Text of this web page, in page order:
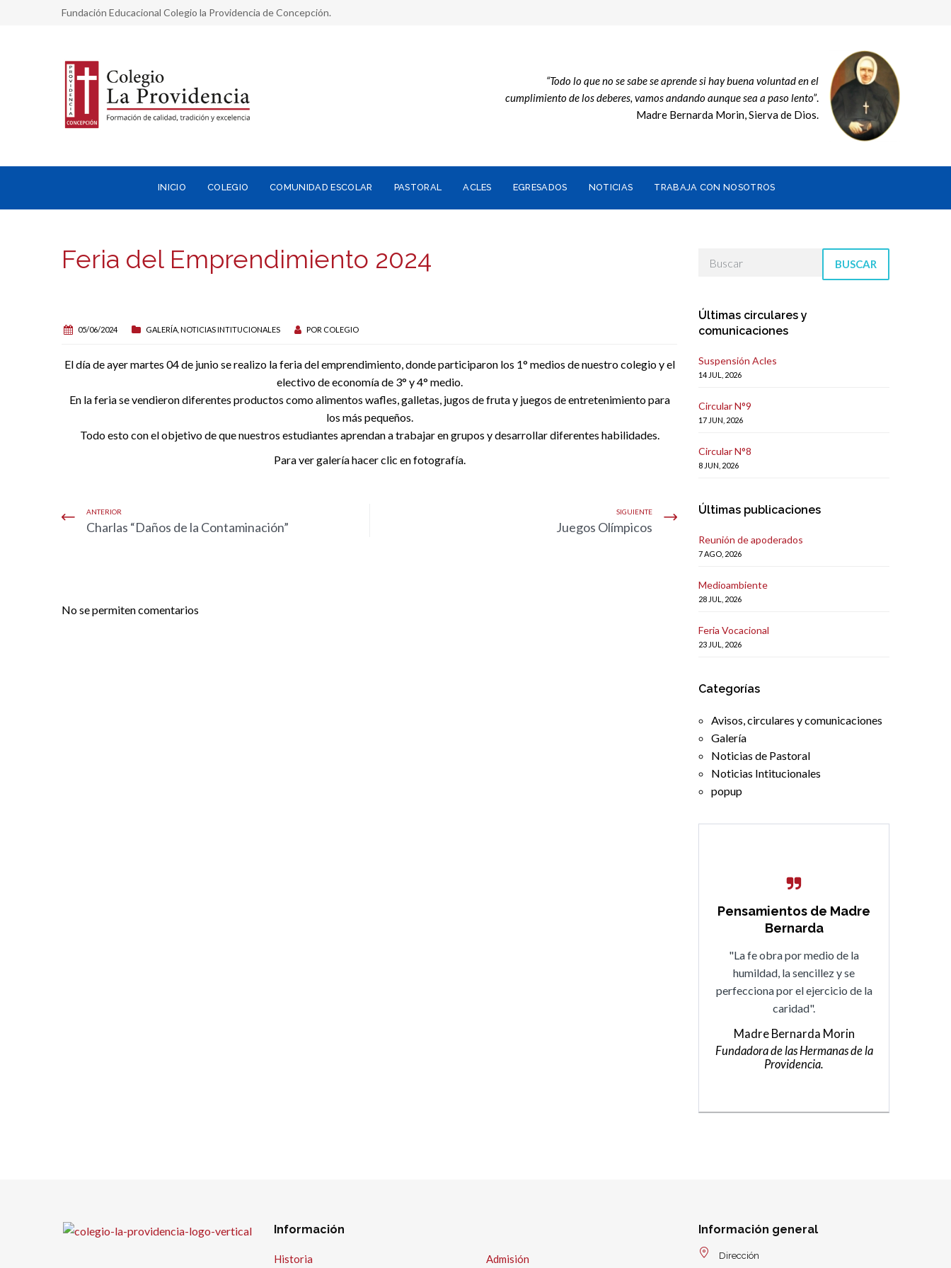
Fundación Educacional Colegio la Providencia de Concepción.
“Todo lo que no se sabe se aprende si hay buena voluntad en el
cumplimiento de los deberes, vamos andando aunque sea a paso lento”.
Madre Bernarda Morin, Sierva de Dios.
INICIO COLEGIO COMUNIDAD ESCOLAR PASTORAL ACLES EGRESADOS NOTICIAS TRABAJA CON NOSOTROS
Feria del Emprendimiento 2024
05/06/2024 GALERÍA NOTICIAS INTITUCIONALES POR COLEGIO
El día de ayer martes 04 de junio se realizo la feria del emprendimiento, donde participaron los 1° medios de nuestro colegio y el
electivo de economía de 3° y 4° medio.
En la feria se vendieron diferentes productos como alimentos wafles, galletas, jugos de fruta y juegos de entretenimiento para
los más pequeños.
Todo esto con el objetivo de que nuestros estudiantes aprendan a trabajar en grupos y desarrollar diferentes habilidades.
Para ver galería hacer clic en fotografía.
ANTERIOR
Charlas “Daños de la Contaminación”
SIGUIENTE
Juegos Olímpicos
No se permiten comentarios
BUSCAR
Últimas circulares y
comunicaciones
Suspensión Acles
14 JUL, 2026
Circular N°9
17 JUN, 2026
Circular N°8
8 JUN, 2026
Últimas publicaciones
Reunión de apoderados
7 AGO, 2026
Medioambiente
28 JUL, 2026
Feria Vocacional
23 JUL, 2026
Categorías
Avisos, circulares y comunicaciones
Galería
Noticias de Pastoral
Noticias Intitucionales
popup
Pensamientos de Madre
Bernarda
"La fe obra por medio de la
humildad, la sencillez y se
perfecciona por el ejercicio de la
caridad".
Madre Bernarda Morin
Fundadora de las Hermanas de la
Providencia.
Información
Historia Admisión
Información general
Dirección